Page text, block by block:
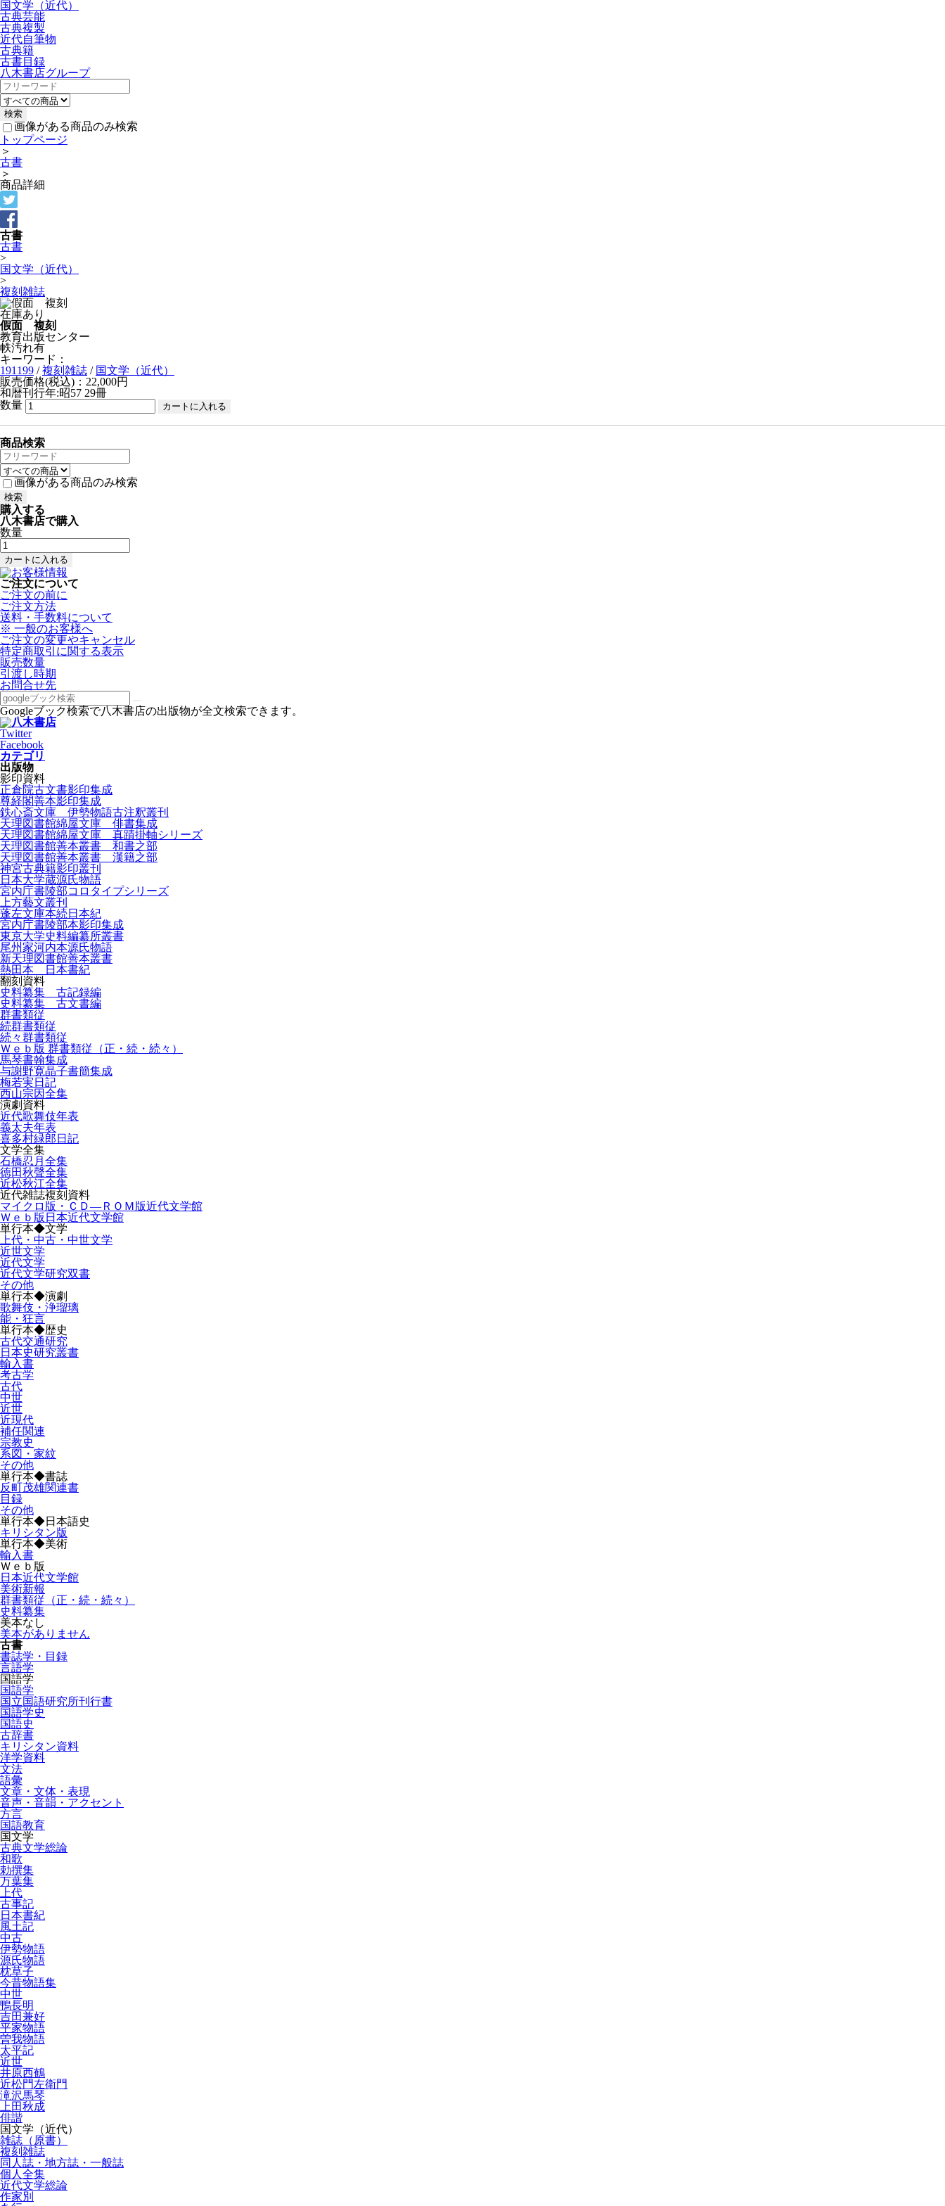
国文学（近代）
古典芸能
古典複製
近代自筆物
古典籍
古書目録
八木書店グループ
画像がある商品のみ検索
トップページ
＞
古書
＞
商品詳細
古書
古書
>
国文学（近代）
>
複刻雑誌
在庫あり
假面 複刻
教育出版センター
帙汚れ有
キーワード：
191199 /複刻雑誌 / 国文学（近代）
販売価格(税込)：22,000円
和暦刊行年:昭57 29冊
数量
商品検索
画像がある商品のみ検索
購入する
八木書店で購入
数量
ご注文について
ご注文の前に
ご注文方法
送料・手数料について
※ 一般のお客様へ
ご注文の変更やキャンセル
特定商取引に関する表示
販売数量
引渡し時期
お問合せ先
Googleブック検索で八木書店の出版物が全文検索できます。
Twitter
Facebook
カテゴリ
出版物
影印資料
正倉院古文書影印集成
尊経閣善本影印集成
鉄心斎文庫 伊勢物語古注釈叢刊
天理図書館綿屋文庫 俳書集成
天理図書館綿屋文庫 真蹟掛軸シリーズ
天理図書館善本叢書 和書之部
天理図書館善本叢書 漢籍之部
神宮古典籍影印叢刊
日本大学蔵源氏物語
宮内庁書陵部コロタイプシリーズ
上方藝文叢刊
蓬左文庫本続日本紀
宮内庁書陵部本影印集成
東京大学史料編纂所叢書
尾州家河内本源氏物語
新天理図書館善本叢書
熱田本 日本書紀
翻刻資料
史料纂集 古記録編
史料纂集 古文書編
群書類従
続群書類従
続々群書類従
Ｗｅｂ版 群書類従（正・続・続々）
馬琴書翰集成
与謝野寛晶子書簡集成
梅若実日記
西山宗因全集
演劇資料
近代歌舞伎年表
義太夫年表
喜多村緑郎日記
文学全集
石橋忍月全集
徳田秋聲全集
近松秋江全集
近代雑誌複刻資料
マイクロ版・ＣＤ―ＲＯＭ版近代文学館
Ｗｅｂ版日本近代文学館
単行本◆文学
上代・中古・中世文学
近世文学
近代文学
近代文学研究双書
その他
単行本◆演劇
歌舞伎・浄瑠璃
能・狂言
単行本◆歴史
古代交通研究
日本史研究叢書
輸入書
考古学
古代
中世
近世
近現代
補任関連
宗教史
系図・家紋
その他
単行本◆書誌
反町茂雄関連書
目録
その他
単行本◆日本語史
キリシタン版
単行本◆美術
輸入書
Ｗｅｂ版
日本近代文学館
美術新報
群書類従（正・続・続々）
史料纂集
美本なし
美本がありません
古書
書誌学・目録
言語学
国語学
国語学
国立国語研究所刊行書
国語学史
国語史
古辞書
キリシタン資料
洋学資料
文法
語彙
文章・文体・表現
音声・音韻・アクセント
方言
国語教育
国文学
古典文学総論
和歌
勅撰集
万葉集
上代
古事記
日本書紀
風土記
中古
伊勢物語
源氏物語
枕草子
今昔物語集
中世
鴨長明
吉田兼好
平家物語
曽我物語
太平記
近世
井原西鶴
近松門左衛門
滝沢馬琴
上田秋成
俳諧
国文学（近代）
雑誌（原書）
複刻雑誌
同人誌・地方誌・一般誌
個人全集
近代文学総論
作家別